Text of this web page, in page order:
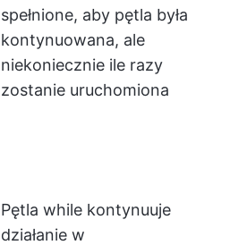
spełnione, aby pętla była
kontynuowana, ale
niekoniecznie ile razy
zostanie uruchomiona
Pętla while kontynuuje
działanie w